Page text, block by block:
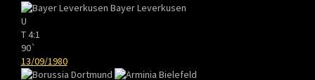
Bayer Leverkusen
U
T4:1
90`
13/09/1980